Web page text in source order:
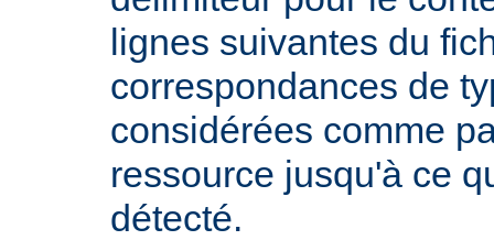
lignes suivantes du
correspondances de
considérées comme
ressource jusqu'à ce
détecté.